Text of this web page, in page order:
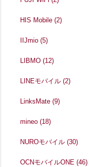
HIS Mobile(2)
IIJmio(5)
LIBMO(12)
LINEモバイル(2)
LinksMate(9)
mineo(18)
NUROモバイル(30)
OCNモバイルONE(46)